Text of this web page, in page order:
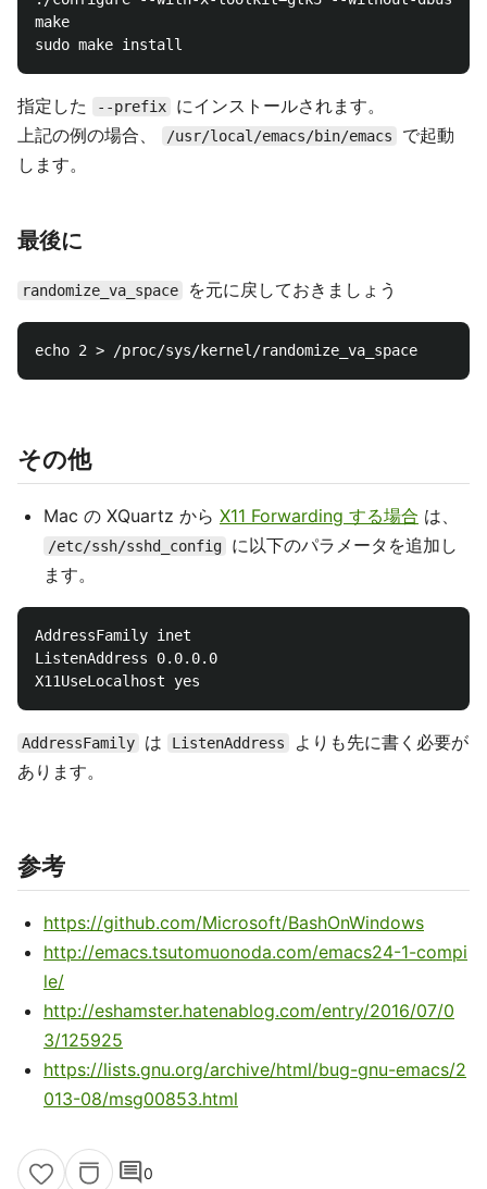
make
指定した --prefix
にインストールされます。
上記の例の場合、
/usr/local/emacs/bin/emacs
で起動
します。
最後に
randomize_va_space を元に戻しておきましょう
その他
Mac の XQuartz から X11 Forwarding する場合 は、
/etc/ssh/sshd_config
に以下のパラメータを追加し
ます。
AddressFamily inet
ListenAddress 0.0.0.0
AddressFamily は ListenAddress
よりも先に書く必要が
あります。
参考
https://github.com/Microsoft/BashOnWindows
http://emacs.tsutomuonoda.com/emacs24-1-compi
le/
http://eshamster.hatenablog.com/entry/2016/07/0
3/125925
https://lists.gnu.org/archive/html/bug-gnu-emacs/2
013-08/msg00853.html
comment0